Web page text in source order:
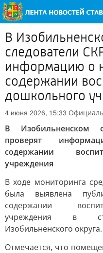
В
следователи
информацию о
содержании
дошкольного
4 июня 2026, 15:33
В Изобильненском
проверят
содержании
учреждения
В ходе мониторинга
была выявлена
содержании
учреждения в
Изобильненского округа.
Отмечается, что